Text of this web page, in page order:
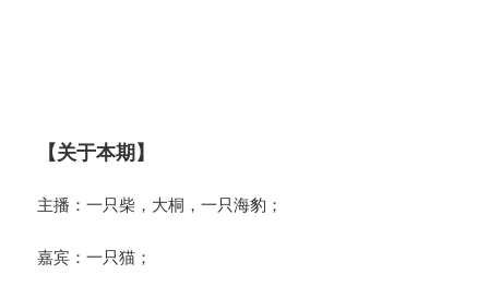
【关于本期】
主播：一只柴，大桐，一只海豹；
嘉宾：一只猫；